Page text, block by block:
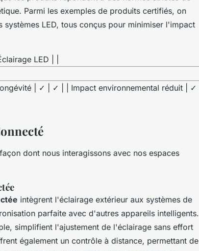
Parmi les exemples de produits certifiés, on
systèmes LED, tous conçus pour minimiser l'impact
LED | |
| ✓ | ✓ | | Impact environnemental réduit | ✓ |
dont nous interagissons avec nos espaces
intègrent l'éclairage extérieur aux systèmes de
parfaite avec d'autres appareils intelligents.
simplifient l'ajustement de l'éclairage sans effort
également un contrôle à distance, permettant de